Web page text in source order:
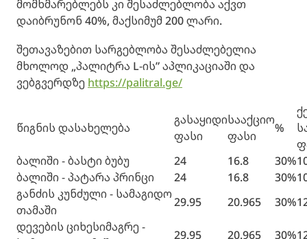
მომხმარებლებს კი შესაძლებლობა აქვთ
დაიბრუნონ 40%, მაქსიმუმ 200 ლარი.
შეთავაზებით სარგებლობა შესაძლებელია
მხოლოდ „პალიტრა L-ის” აპლიკაციაში და
ვებგვერდზე https://palitral.ge/
წიგნის დასახელება
გასაყიდი
ფასი
სააქციო
ფასი
%
ბალიში - ბასტი ბუბუ
24 16.8 30%
ბალიში - პატარა პრინცი
24 16.8 30%
განძის კუნძული - სამაგიდო
თამაში
29.95 20.965 30%
დევების ციხესიმაგრე -
29.95 20.965 30%